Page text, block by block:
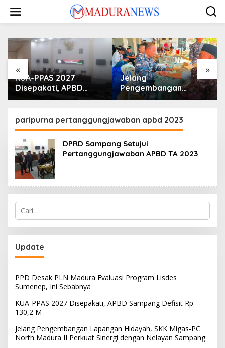
konten
« »
KUA-PPAS 2027
Disepakati, APBD
Sampang Defisit Rp
Jelang
Pengembangan
Lapangan Hidayah,
Madura II Perkuat
Sinergi dengan
paripurna pertanggungjawaban apbd 2023
DPRD Sampang Setujui
Pertanggungjawaban APBD TA 2023
Cari
untuk:
Update
PPD Desak PLN Madura Evaluasi Program Lisdes
Sumenep, Ini Sebabnya
KUA-PPAS 2027 Disepakati, APBD Sampang Defisit Rp
130,2 M
Jelang Pengembangan Lapangan Hidayah, SKK Migas-PC
North Madura II Perkuat Sinergi dengan Nelayan Sampang